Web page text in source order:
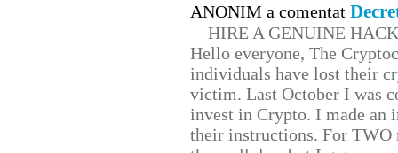
ANONIM a comentat
HIRE A GENUINE
Hello everyone, The
individuals have lost their
victim. Last October I was
invest in Crypto. I made
their instructions. For TWO